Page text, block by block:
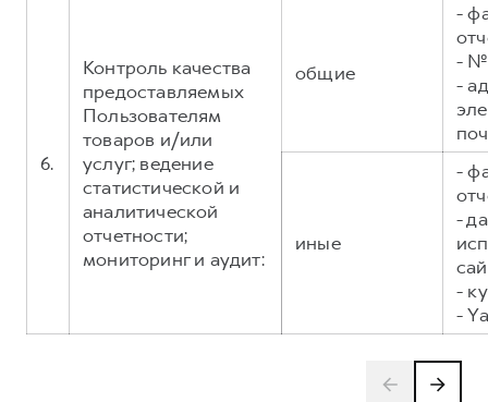
6.
Контроль качества
предоставляемых
Пользователям
товаров и/или
услуг; ведение
статистической и
аналитической
отчетности;
мониторинг и аудит:
общие
-
- №
-
иные
-
-
-
-